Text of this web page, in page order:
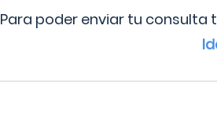
Para poder enviar tu consulta